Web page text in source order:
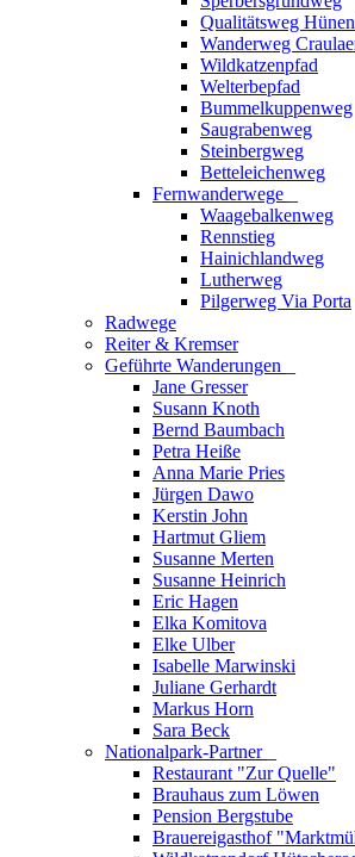
Qualitätsweg
Wanderweg
Wildkatzenpfad
Welterbepfad
Bummelkuppenweg
Saugrabenweg
Steinbergweg
Betteleichenweg
Fernwanderwege
Waagebalkenweg
Rennstieg
Hainichlandweg
Lutherweg
Pilgerweg Via Porta
Radwege
Reiter & Kremser
Geführte Wanderungen
Jane Gresser
Susann Knoth
Bernd Baumbach
Petra Heiße
Anna Marie Pries
Jürgen Dawo
Kerstin John
Hartmut Gliem
Susanne Merten
Susanne Heinrich
Eric Hagen
Elka Komitova
Elke Ulber
Isabelle Marwinski
Juliane Gerhardt
Markus Horn
Sara Beck
Nationalpark-Partner
Restaurant "Zur Quelle"
Brauhaus zum Löwen
Pension Bergstube
Brauereigasthof